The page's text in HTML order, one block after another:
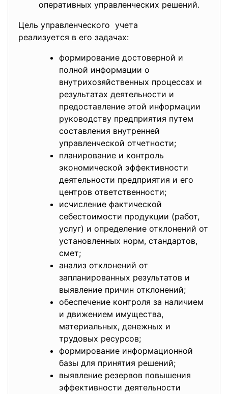
оперативных управленческих решений.
Цель управленческого учета
реализуется в его задачах:
формирование достоверной и
полной информации о
внутрихозяйственных процессах и
результатах деятельности и
предоставление этой информации
руководству предприятия путем
составления внутренней
управленческой отчетности;
планирование и контроль
экономической эффективности
деятельности предприятия и его
центров ответственности;
исчисление фактической
себестоимости продукции (работ,
услуг) и определение отклонений от
установленных норм, стандартов,
смет;
анализ отклонений от
запланированных результатов и
выявление причин отклонений;
обеспечение контроля за наличием
и движением имущества,
материальных, денежных и
трудовых ресурсов;
формирование информационной
базы для принятия решений;
выявление резервов повышения
эффективности деятельности